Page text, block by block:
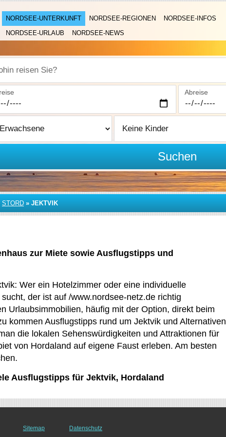
NORDSEE-UNTERKUNFT NORDSEE-REGIONEN
NORDSEE-INFOS
NORDSEE-URLAUB
NORDSEE-NEWS
reisen Sie?
Abreise
Suchen
STORD » JEKTVIK
zur Miete sowie Ausflugstipps und
Wer ein Hotelzimmer oder eine individuelle
der ist auf /www.nordsee-netz.de richtig
Urlaubsimmobilien, häufig mit der Option, direkt beim
kommen Ausflugstipps rund um Jektvik und Alternativen
die lokalen Sehenswürdigkeiten und Attraktionen für
von Hordaland auf eigene Faust erleben. Am besten
Ausflugstipps für Jektvik, Hordaland
Sitemap Datenschutz